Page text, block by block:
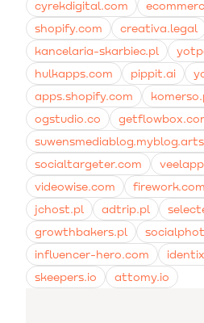
cyrekdigital.com
shopify.com
creativa.legal
kancelaria-skarbiec.pl
hulkapps.com
pippit.ai
apps.shopify.com
ogstudio.co
socialtargeter.com
videowise.com
firework.com
jchost.pl
adtrip.pl
growthbakers.pl
influencer-hero.com
skeepers.io
attomy.io